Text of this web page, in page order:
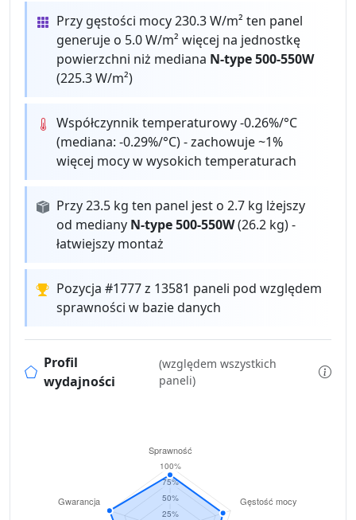
Przy gęstości mocy 230.3 W/m² ten panel
generuje o 5.0 W/m² więcej na jednostkę
powierzchni niż mediana N-type 500-550W
(225.3 W/m²)
Współczynnik temperaturowy -0.26%/°C
(mediana: -0.29%/°C) - zachowuje ~1%
więcej mocy w wysokich temperaturach
Przy 23.5 kg ten panel jest o 2.7 kg lżejszy
od mediany N-type 500-550W(26.2 kg) -
łatwiejszy montaż
Pozycja #1777 z 13581 paneli pod względem
sprawności w bazie danych
Profil
wydajności
(względem wszystkich
paneli)